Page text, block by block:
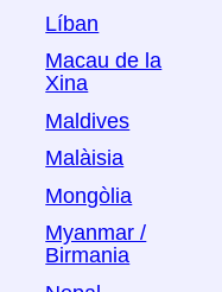
Líban
Macau de la
Xina
Maldives
Malàisia
Mongòlia
Myanmar /
Birmania